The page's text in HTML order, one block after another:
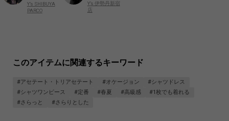
Y’s SHIBUYA
PARCO
Y’s 伊勢丹新宿
店
このアイテムに関連するキーワード
#アセテート・トリアセテート #オケージョン
#シャツドレス
#シャツワンピース
#定番 #春夏 #高級感
#1枚でも着れる
#さらっと
#さらりとした